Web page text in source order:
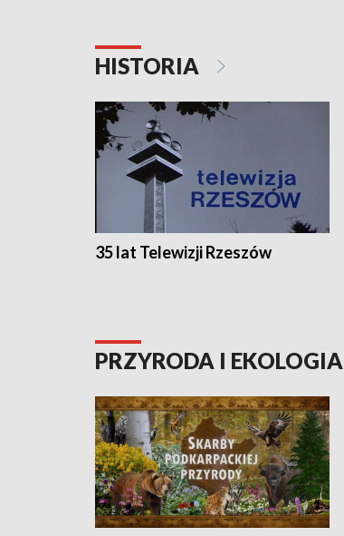
HISTORIA
35 lat Telewizji Rzeszów
PRZYRODA I EKOLOGIA